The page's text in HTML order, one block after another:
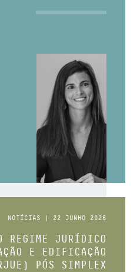
NOTÍCIAS | 22 JUNHO 2026
REGIME JURÍDICO
E EDIFICAÇÃO
PÓS SIMPLEX